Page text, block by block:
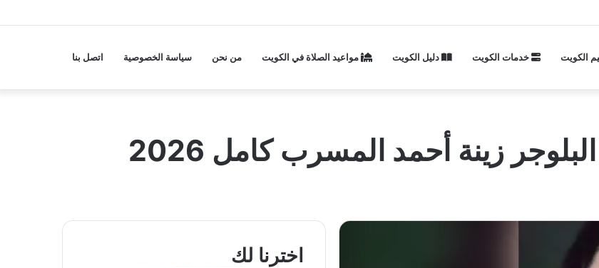
الكويت خدمات الكويت دليل الكويت مواعيد الصلاة في الكويت من نحن سياسة الخصوصية اتصل بنا
زينة أحمد المسرب كامل 2026
اخترنا لك